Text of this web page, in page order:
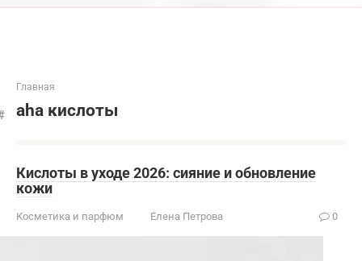
Главная
aha кислоты
Кислоты в уходе 2026: сияние и обновление
кожи
Косметика и парфюм Елена Петрова 0